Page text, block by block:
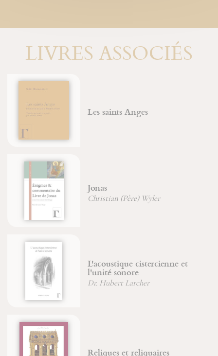
LIVRES ASSOCIÉS
Les saints Anges
Jonas
Christian (Père) Wyler
L'acoustique cistercienne et
l'unité sonore
Dr. Hubert Larcher
Reliques et reliquaires